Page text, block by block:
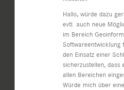
Hallo, würde dazu
evtl. auch neue
im Bereich
Softwareentwicklung
den Einsatz einer
sicherzustellen, dass
allen Bereichen
Würde mich über